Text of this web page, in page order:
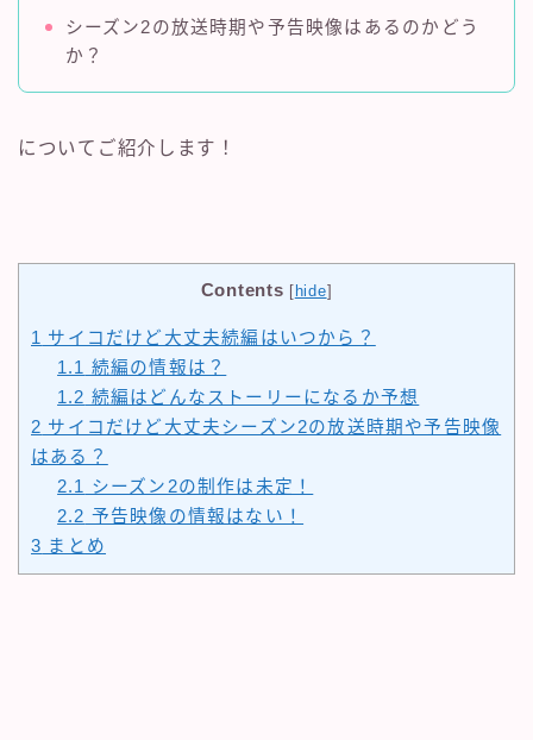
シーズン2の放送時期や予告映像はあるのかどう
か？
についてご紹介します！
Contents [ hide]
1 サイコだけど大丈夫続編はいつから？
1.1 続編の情報は？
1.2 続編はどんなストーリーになるか予想
2 サイコだけど大丈夫シーズン2の放送時期や予告映像
はある？
2.1 シーズン2の制作は未定！
2.2 予告映像の情報はない！
3 まとめ